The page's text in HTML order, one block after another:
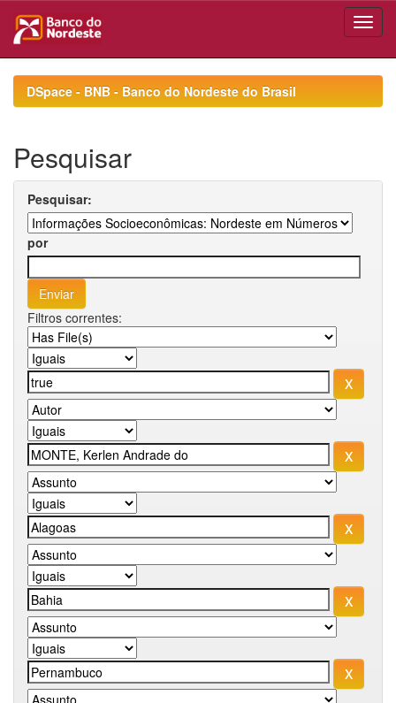
navigationDSpace - BNB - Banco do Nordeste do Brasil
Pesquisar
Pesquisar:
por
Filtros correntes: